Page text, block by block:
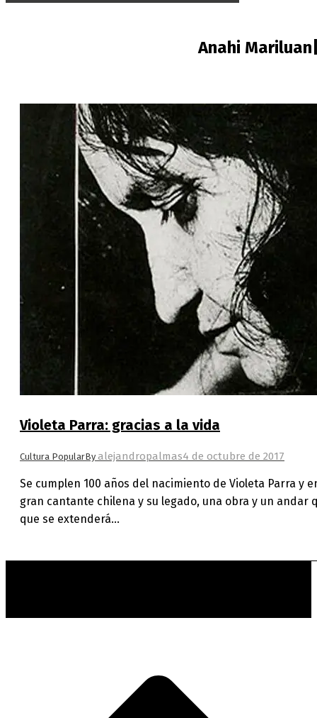
Anahi
Violeta Parra: gracias a la vida
Cultura PopularBy alejandropalmas4 de octubre de 2017
Se cumplen 100 años del nacimiento de Violeta Parra y
gran cantante chilena y su legado, una obra y un andar
que se extenderá…